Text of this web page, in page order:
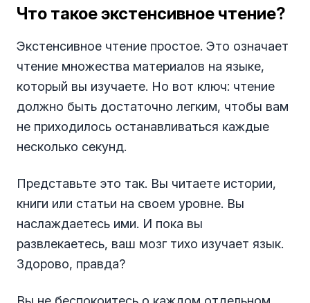
Что такое экстенсивное чтение?
Экстенсивное чтение простое. Это означает
чтение множества материалов на языке,
который вы изучаете. Но вот ключ: чтение
должно быть достаточно легким, чтобы вам
не приходилось останавливаться каждые
несколько секунд.
Представьте это так. Вы читаете истории,
книги или статьи на своем уровне. Вы
наслаждаетесь ими. И пока вы
развлекаетесь, ваш мозг тихо изучает язык.
Здорово, правда?